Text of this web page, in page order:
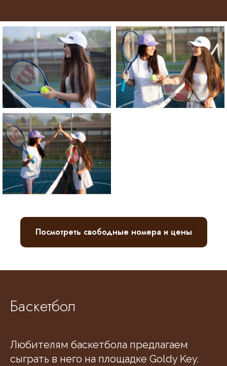
Посмотреть свободные номера и цены
Баскетбол
Любителям баскетбола предлагаем
сыграть в него на площадке Goldy Key.